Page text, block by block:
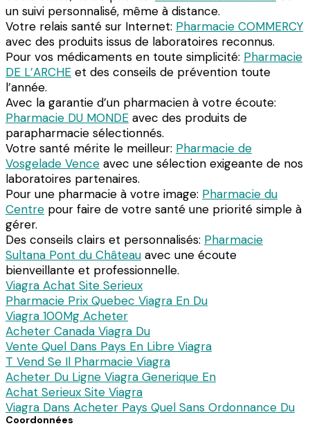
un suivi personnalisé, même à distance.
Votre relais santé sur Internet: Pharmacie COMMERCY
avec des produits issus de laboratoires reconnus.
Pour vos médicaments en toute simplicité: Pharmacie
DE L’ARCHE et des conseils de prévention toute
l’année.
Avec la garantie d’un pharmacien à votre écoute:
Pharmacie DU MONDE avec des produits de
parapharmacie sélectionnés.
Votre santé mérite le meilleur: Pharmacie de
Vosgelade Vence avec une sélection exigeante de nos
laboratoires partenaires.
Pour une pharmacie à votre image: Pharmacie du
Centre pour faire de votre santé une priorité simple à
gérer.
Des conseils clairs et personnalisés: Pharmacie
Sultana Pont du Château avec une écoute
bienveillante et professionnelle.
Viagra Achat Site Serieux
Pharmacie Prix Quebec Viagra En Du
Viagra 100Mg Acheter
Acheter Canada Viagra Du
Vente Quel Dans Pays En Libre Viagra
T Vend Se Il Pharmacie Viagra
Acheter Du Ligne Viagra Generique En
Achat Serieux Site Viagra
Viagra Dans Acheter Pays Quel Sans Ordonnance Du
Coordonnées